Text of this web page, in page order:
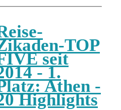
TOP
seit
- 1.
Athen -
Highlights